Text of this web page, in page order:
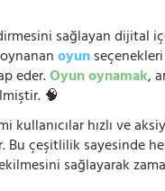
sağlayan dijital
oyun
eder.Oyun oynamak,
🧠
hızlı ve
Bu çeşitlilik sayesinde
sağlayarak